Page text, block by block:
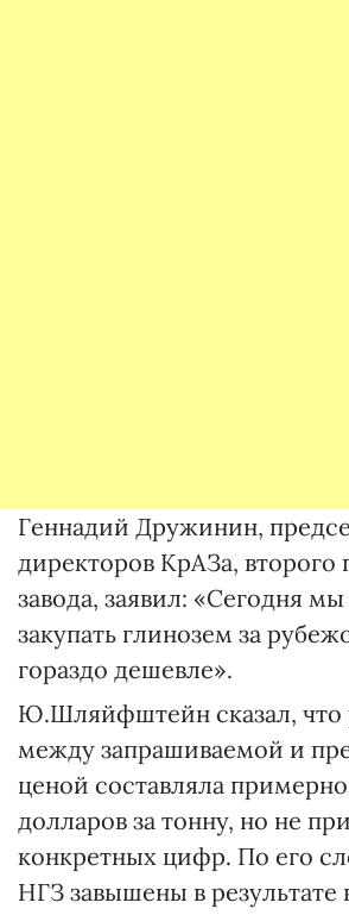
Геннадий Дружинин,
директоров КрАЗа, второго
завода, заявил: «Сегодня
закупать глинозем за
гораздо дешевле».
Ю.Шляйфштейн сказал, что
между запрашиваемой и
ценой составляла
долларов за тонну, но не
конкретных цифр. По его
НГЗ завышены в результате